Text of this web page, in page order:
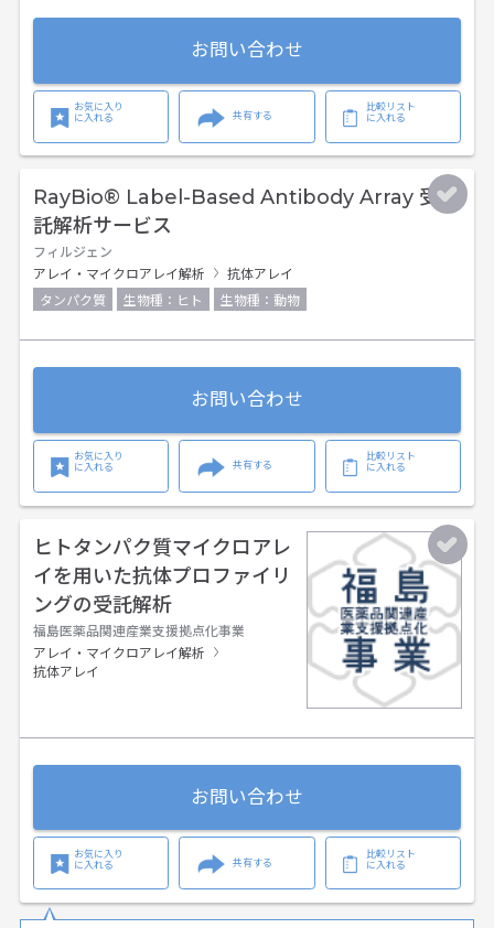
お問い合わせ
お気に入り
に入れる
共有する
比較リスト
に入れる
RayBio® Label-Based Antibody Array 受
託解析サービス
フィルジェン
アレイ・マイクロアレイ解析
抗体アレイ
タンパク質
生物種：ヒト 生物種：動物
お問い合わせ
お気に入り
に入れる
共有する
比較リスト
に入れる
ヒトタンパク質マイクロアレ
イを用いた抗体プロファイリ
ングの受託解析
福島医薬品関連産業支援拠点化事業
アレイ・マイクロアレイ解析
抗体アレイ
お問い合わせ
お気に入り
に入れる
共有する
比較リスト
に入れる